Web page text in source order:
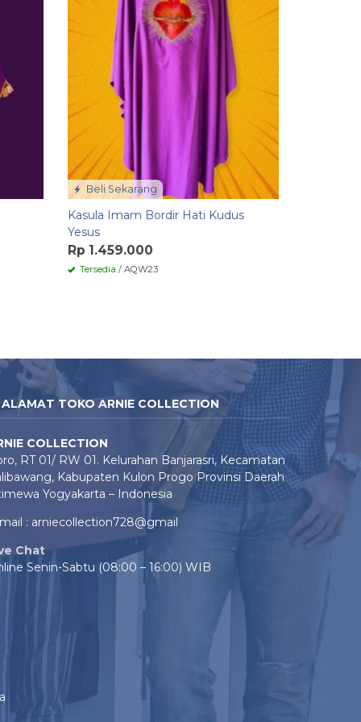
Beli Sekarang
Kasula Imam Bordir Hati Kudus
Yesus
Rp 1.459.000
Tersedia / AQW23
ALAMAT TOKO ARNIE COLLECTION
COLLECTION
RT 01/ RW 01. Kelurahan Banjarasri, Kecamatan
Kabupaten Kulon Progo Provinsi Daerah
Yogyakarta – Indonesia
: arniecollection728@gmail
Chat
Senin-Sabtu (08:00 – 16:00) WIB